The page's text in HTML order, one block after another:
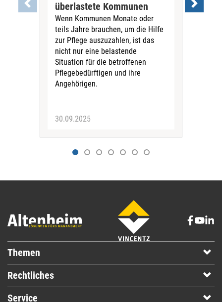
überlastete Kommunen
Wenn Kommunen Monate oder
teils Jahre brauchen, um die Hilfe
zur Pflege auszuzahlen, ist das
nicht nur eine belastende
Situation für die betroffenen
Pflegebedürftigen und ihre
Angehörigen.
30.09.2025
Themen
Rechtliches
Service